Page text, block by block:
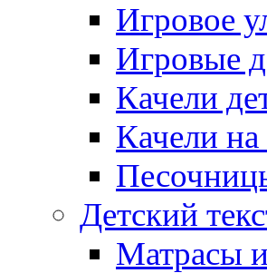
Игровое
Игровые
Качели
Качели
Детский
Матрасы